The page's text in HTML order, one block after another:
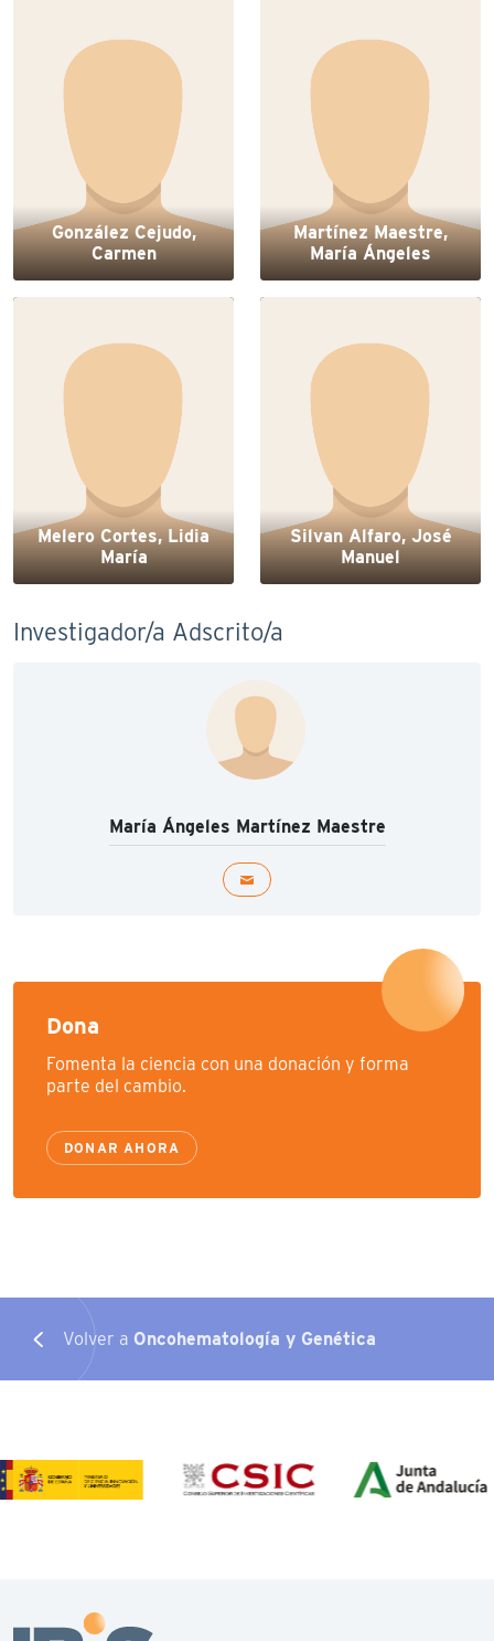
González Cejudo,
Carmen
Martínez Maestre,
María Ángeles
Melero Cortes, Lidia
María
Silvan Alfaro, José
Manuel
Investigador/a Adscrito/a
María Ángeles Martínez Maestre
Dona
Fomenta la ciencia con una donación y forma
parte del cambio.
DONAR AHORA
Volver a Oncohematología y Genética